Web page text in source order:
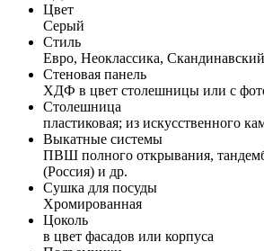
Цвет
Серый
Стиль
Евро, Неоклассика, Скандинавский
Стеновая панель
ХДФ в цвет столешницы или с
Столешница
пластиковая; из искусственного
Выкатные системы
ПВШ полного открывания,
(Россия) и др.
Сушка для посуды
Хромированная
Цоколь
в цвет фасадов или корпуса